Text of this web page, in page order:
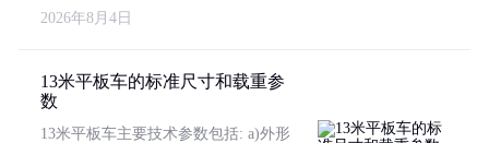
2026年8月4日
13米平板车的标准尺寸和载重参
数
13米平板车主要技术参数包括: a)外形